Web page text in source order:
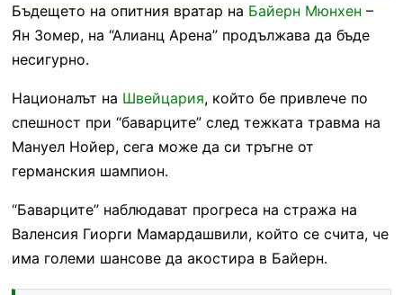
Бъдещето на опитния вратар на Байерн Мюнхен –
Ян Зомер, на “Алианц Арена” продължава да бъде
несигурно.
Националът на Швейцария, който бе привлече по
спешност при “баварците” след тежката травма на
Мануел Нойер, сега може да си тръгне от
германския шампион.
“Баварците” наблюдават прогреса на стража на
Валенсия Гиорги Мамардашвили, който се счита, че
има големи шансове да акостира в Байерн.